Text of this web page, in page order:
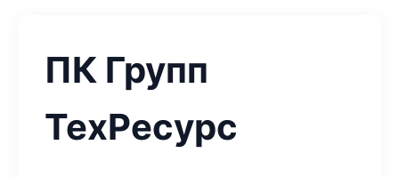
ПК Групп
ТехРесурс